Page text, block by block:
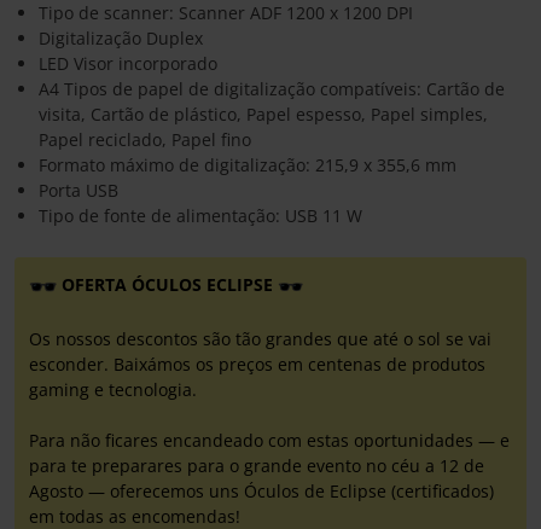
Tipo de scanner: Scanner ADF 1200 x 1200 DPI
Digitalização Duplex
LED Visor incorporado
A4 Tipos de papel de digitalização compatíveis: Cartão de
visita, Cartão de plástico, Papel espesso, Papel simples,
Papel reciclado, Papel fino
Formato máximo de digitalização: 215,9 x 355,6 mm
Porta USB
Tipo de fonte de alimentação: USB 11 W
OFERTA ÓCULOS ECLIPSE
Os nossos descontos são tão grandes que até o sol se vai
esconder. Baixámos os preços em centenas de produtos
gaming e tecnologia.
Para não ficares encandeado com estas oportunidades — e
para te preparares para o grande evento no céu a 12 de
Agosto — oferecemos uns Óculos de Eclipse (certificados)
em todas as encomendas!